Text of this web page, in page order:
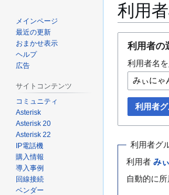
利用
に
利用者の
利用者名
利用者
利用者グ
利用者 み
自動的に
メインページ
最近の更新
おまかせ表示
ヘルプ
広告
サイトコンテンツ
コミュニティ
Asterisk
Asterisk 20
Asterisk 22
IP電話機
購入情報
導入事例
回線接続
ベンダー